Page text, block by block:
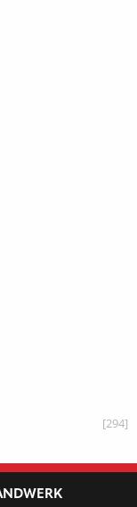
[294]